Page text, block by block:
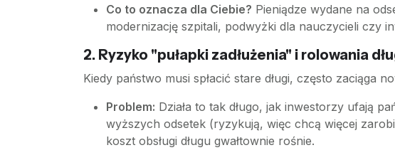
Co to oznacza dla Ciebie? Pieniądze wydane na
modernizację szpitali, podwyżki dla nauczycieli czy
2. Ryzyko "pułapki zadłużenia" i rolowania
Kiedy państwo musi spłacić stare długi, często zaciąga
Problem: Działa to tak długo, jak inwestorzy ufają
wyższych odsetek (ryzykują, więc chcą więcej
koszt obsługi długu gwałtownie rośnie.